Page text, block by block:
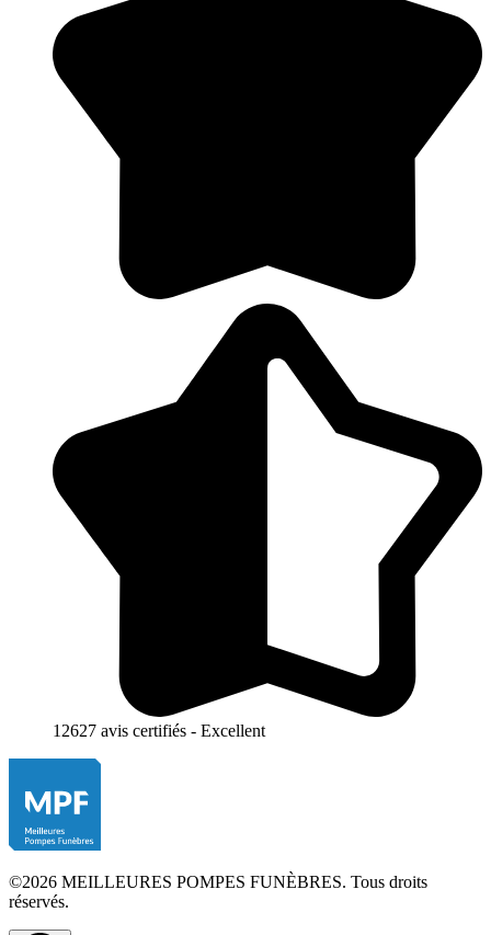
12627 avis certifiés - Excellent
©2026 MEILLEURES POMPES FUNÈBRES. Tous droits
réservés.